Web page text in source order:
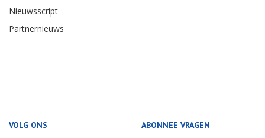
Nieuwsscript
Partnernieuws
VOLG ONS ABONNEE VRAGEN